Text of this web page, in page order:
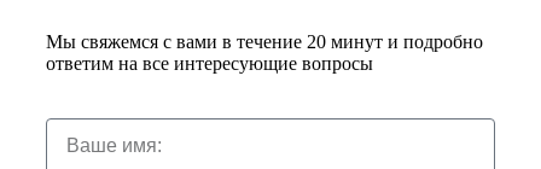
Мы свяжемся с вами в течение 20 минут и подробно
ответим на все интересующие вопросы